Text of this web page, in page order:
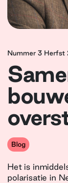
Nummer 3 Herfst
Blog
Het is
polarisatie in